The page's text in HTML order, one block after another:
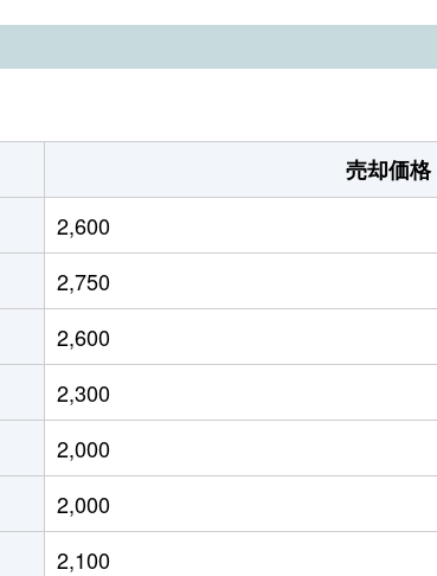
徒歩23分 200m² 105m²
徒歩25分 195m² 175m²
徒歩21分 200m² 120m²
徒歩9分 105m² 95m²
徒歩11分 100m² 85m²
売却価格
2,600
2,750
2,600
2,300
2,000
2,000
2,100